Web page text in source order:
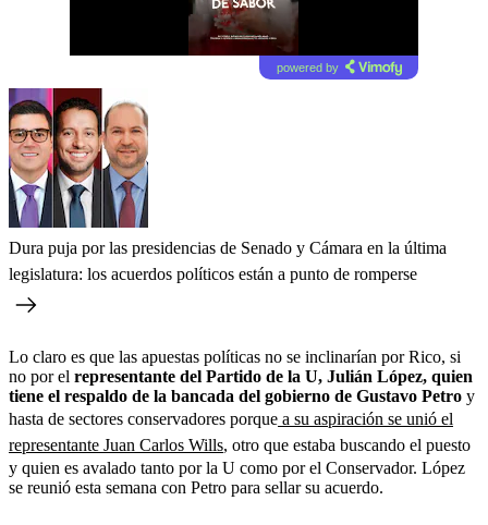
powered by
Dura puja por las presidencias de Senado y Cámara en la última
legislatura: los acuerdos políticos están a punto de romperse
Lo claro es que las apuestas políticas no se inclinarían por Rico, si
no por el representante del Partido de la U, Julián López, quien
tiene el respaldo de la bancada del gobierno de Gustavo Petro y
hasta de sectores conservadores porque a su aspiración se unió el
representante Juan Carlos Wills, otro que estaba buscando el puesto
y quien es avalado tanto por la U como por el Conservador. López
se reunió esta semana con Petro para sellar su acuerdo.